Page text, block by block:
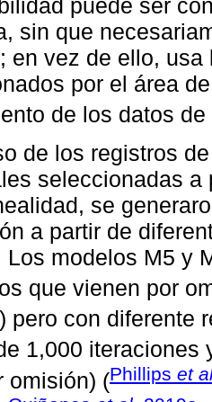
puede ser
sin que
en vez de ello,
por el área
de los datos
de los registros
seleccionadas a
se
a partir de
Los modelos M5 y
que vienen por
) pero con diferente
1,000 iteraciones
omisión) (Phillips et